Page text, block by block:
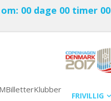
00 dage 00 timer 00
BilletterKlubber
FRIVILLIG